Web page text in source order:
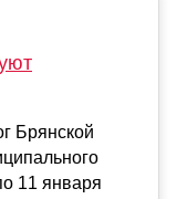
Брянской
11 января